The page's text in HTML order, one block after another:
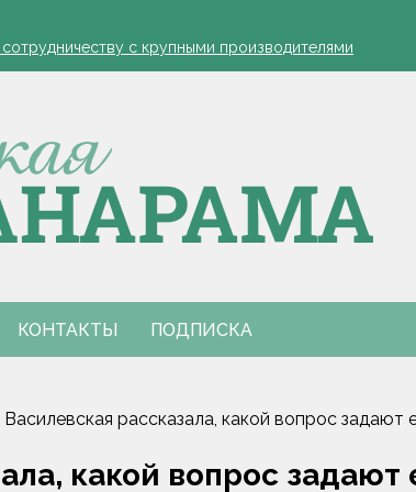
защита яблонь
с крупными производителями
я борюсь за деревню
обозначил слабые места в работе автолавок
на селе: "Просрочка и тухлятина!"
защита яблонь
с крупными производителями
я борюсь за деревню
обозначил слабые места в работе автолавок
на селе: "Просрочка и тухлятина!"
КОНТАКТЫ ПОДПИСКА
рассказала, какой вопрос задают
какой вопрос задают